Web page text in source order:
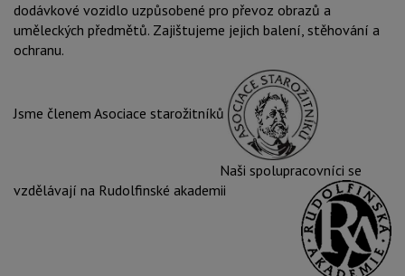
dodávkové vozidlo uzpůsobené pro převoz obrazů a
uměleckých předmětů. Zajištujeme jejich balení, stěhování a
ochranu.
Jsme členem Asociace starožitníků
Naši spolupracovníci se
vzdělávají na Rudolfinské akademii